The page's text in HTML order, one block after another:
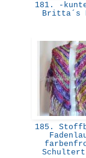
181. -
Britta´s
185.